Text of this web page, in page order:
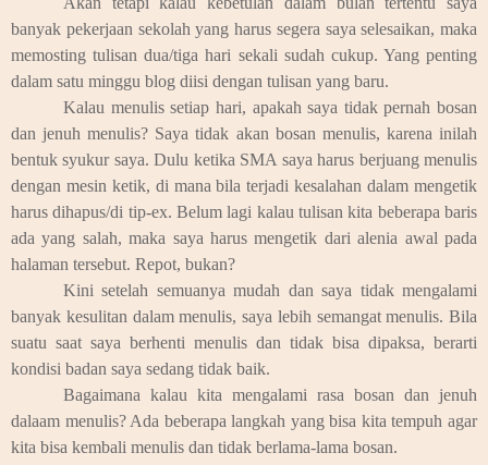
banyak pekerjaan sekolah yang harus segera saya selesaikan, maka
memosting tulisan dua/tiga hari sekali sudah cukup. Yang penting
dalam satu minggu blog diisi dengan tulisan yang baru.
Kalau menulis setiap hari, apakah saya tidak pernah bosan
dan jenuh menulis? Saya tidak akan bosan menulis, karena inilah
bentuk syukur saya. Dulu ketika SMA saya harus berjuang menulis
dengan mesin ketik, di mana bila terjadi kesalahan dalam mengetik
harus dihapus/di tip-ex. Belum lagi kalau tulisan kita beberapa baris
ada yang salah, maka saya harus mengetik dari alenia awal pada
halaman tersebut. Repot, bukan?
Kini setelah semuanya mudah dan saya tidak mengalami
banyak kesulitan dalam menulis, saya lebih semangat menulis. Bila
suatu saat saya berhenti menulis dan tidak bisa dipaksa, berarti
kondisi badan saya sedang tidak baik.
Bagaimana kalau kita mengalami rasa bosan dan jenuh
dalaam menulis? Ada beberapa langkah yang bisa kita tempuh agar
kita bisa kembali menulis dan tidak berlama-lama bosan.